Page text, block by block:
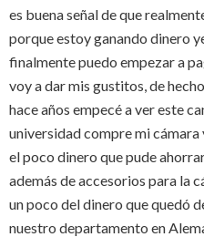
es buena señal de que
porque estoy ganando dinero
finalmente puedo empezar a
voy a dar mis gustitos, de
hace años empecé a ver este
universidad compre mi
el poco dinero que pude
además de accesorios para la
un poco del dinero que quedó
nuestro departamento en